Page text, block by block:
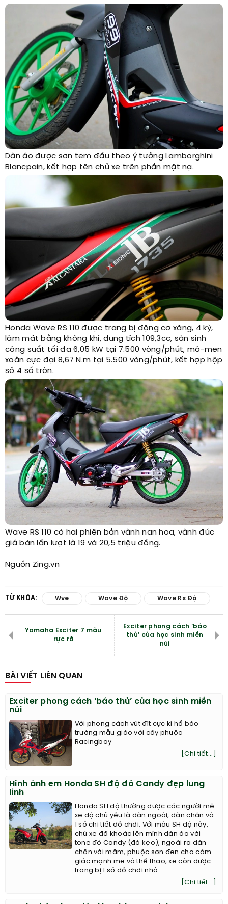
Dàn áo được sơn tem đấu theo ý tưởng Lamborghini
Blancpain, kết hợp tên chủ xe trên phần mặt nạ.
Honda Wave RS 110 được trang bị động cơ xăng, 4 kỳ,
làm mát bằng không khí, dung tích 109,3cc, sản sinh
công suất tối đa 6,05 kW tại 7.500 vòng/phút, mô-men
xoắn cực đại 8,67 N.m tại 5.500 vòng/phút, kết hợp hộp
số 4 số tròn.
Wave RS 110 có hai phiên bản vành nan hoa, vành đúc
giá bán lần lượt là 19 và 20,5 triệu đồng.
Nguồn Zing.vn
TỪ KHÓA: Wve Wave Độ Wave Rs Độ
Yamaha Exciter 7 màu
rực rỡ
Exciter phong cách ‘báo
thủ’ của học sinh miền
núi
BÀI VIẾT LIÊN QUAN
Exciter phong cách ‘báo thủ’ của học sinh miền
núi
Với phong cách vút đít cực kì hổ báo
trường mẫu giáo với cây phuộc
Racingboy
[Chi tiết...]
Hình ảnh em Honda SH độ đỏ Candy đẹp lung
linh
Honda SH độ thường được các người mê
xe độ chủ yếu là dàn ngoài, dàn chân và
1 số chi tiết đồ chơi. Với mẫu SH độ này,
chủ xe đã khoác lên mình dàn áo với
tone đỏ Candy (đỏ kẹo), ngoài ra dàn
chân với mâm, phuộc sơn đen cho cảm
giác mạnh mẽ và thể thao, xe còn được
trang bị 1 số đồ chơi nhỏ.
[Chi tiết...]